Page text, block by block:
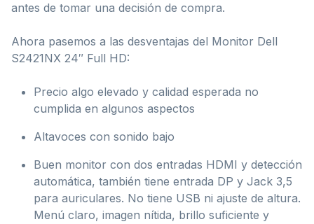
antes de tomar una decisión de compra.
Ahora pasemos a las desventajas del Monitor Dell
S2421NX 24″ Full HD:
Precio algo elevado y calidad esperada no
cumplida en algunos aspectos
Altavoces con sonido bajo
Buen monitor con dos entradas HDMI y detección
automática, también tiene entrada DP y Jack 3,5
para auriculares. No tiene USB ni ajuste de altura.
Menú claro, imagen nítida, brillo suficiente y